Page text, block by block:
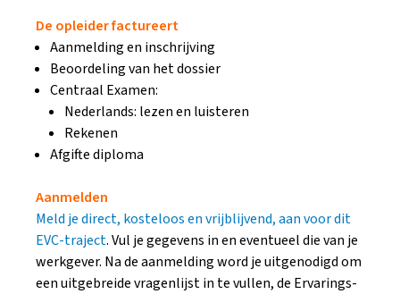
De opleider factureert
Aanmelding en inschrijving
Beoordeling van het dossier
Centraal Examen:
Nederlands: lezen en luisteren
Rekenen
Afgifte diploma
Aanmelden
Meld je direct, kosteloos en vrijblijvend, aan voor dit
EVC-traject. Vul je gegevens in en eventueel die van je
werkgever. Na de aanmelding word je uitgenodigd om
een uitgebreide vragenlijst in te vullen, de Ervarings-